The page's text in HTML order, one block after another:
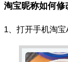
淘宝昵称如何修
1、打开手机淘宝